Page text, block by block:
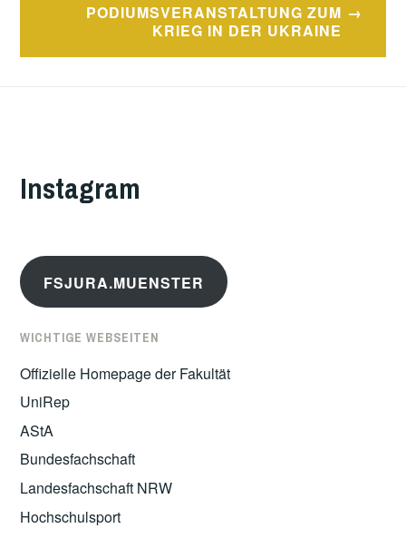
PODIUMSVERANSTALTUNG ZUM
KRIEG IN DER UKRAINE
Instagram
FSJURA.MUENSTER
WICHTIGE WEBSEITEN
Offizielle Homepage der Fakultät
UniRep
AStA
Bundesfachschaft
Landesfachschaft NRW
Hochschulsport